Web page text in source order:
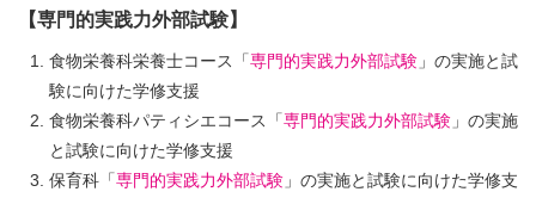
【専門的実践力外部試験】
食物栄養科栄養士コース「専門的実践力外部試験 」の実施と試
験に向けた学修支援
食物栄養科パティシエコース「専門的実践力外部試験 」の実施
と試験に向けた学修支援
保育科「専門的実践力外部試験 」の実施と試験に向けた学修支